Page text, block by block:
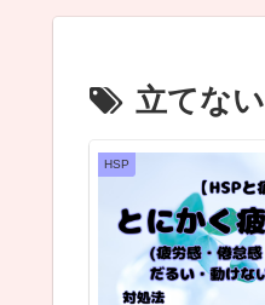
立てない
HSP